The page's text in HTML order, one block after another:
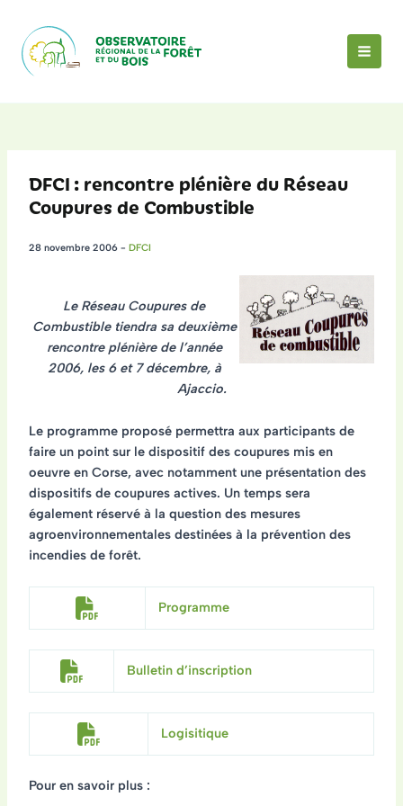
contenu
DFCI : rencontre plénière du Réseau
Coupures de Combustible
28 novembre 2006 - DFCI
Le Réseau Coupures de
Combustible tiendra sa deuxième
rencontre plénière de l’année
2006, les6 et 7 décembre, à
Ajaccio.
Le programme proposé permettra aux participants de
faire un point sur le dispositif des coupures mis en
oeuvre en Corse,avec notamment une présentation des
dispositifs de coupures actives. Un temps sera
également réservé à la question des mesures
agroenvironnementales destinées à la prévention des
incendies de forêt.
Programme
Bulletin d’inscription
Logisitique
Pour en savoir plus :